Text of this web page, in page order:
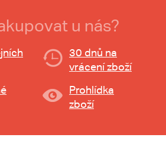
u nás?
30 dnů na
vrácení zboží
Prohlídka
zboží